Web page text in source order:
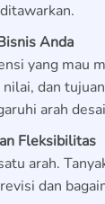
Anda
yang mau
dan
arah
Fleksibilitas
arah.
dan